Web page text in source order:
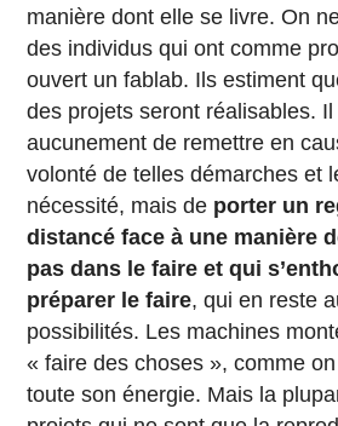
manière dont elle se livre. On
des individus qui ont comme
ouvert un fablab. Ils estiment
des projets seront réalisables. Il
aucunement de remettre en
volonté de telles démarches et
nécessité, mais de porter un
distancé face à une manière
pas dans le faire et qui
préparer le faire, qui en reste
possibilités. Les machines
« faire des choses », comme
toute son énergie. Mais la